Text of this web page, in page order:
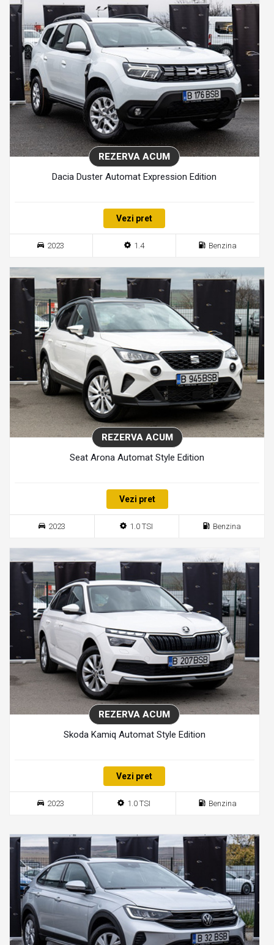
REZERVA ACUM
Dacia Duster Automat Expression Edition
Vezi pret
2023 1.4 Benzina
REZERVA ACUM
Seat Arona Automat Style Edition
Vezi pret
2023 1.0 TSI Benzina
REZERVA ACUM
Skoda Kamiq Automat Style Edition
Vezi pret
2023 1.0 TSI Benzina